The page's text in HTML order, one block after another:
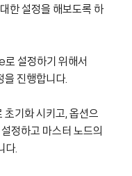
한 설정을 해보도록 하
설정하기 위해서
진행합니다.
기화 시키고, 옵션으
정하고 마스터 노드의
다.